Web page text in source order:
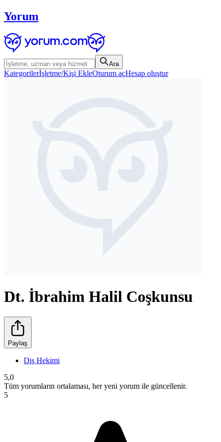
Yorum
Ara
Kategorilerİşletme/Kişi EkleOturum açHesap oluştur
Dt. İbrahim Halil Coşkunsu
Paylaş
Diş Hekimi
5,0
Tüm yorumların ortalaması, her yeni yorum ile güncellenir.
5